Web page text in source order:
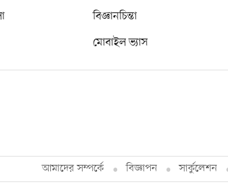
বিজ্ঞানচিন্তা
মোবাইল ভ্যাস
আমাদের সম্পর্কে বিজ্ঞাপন সার্কুলেশন